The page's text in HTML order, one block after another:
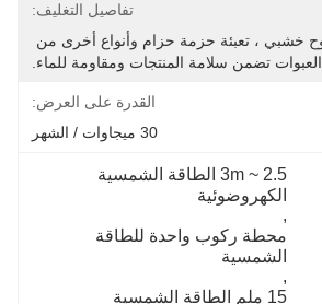
تفاصيل التغليف:
العبوات تضمن سلامة المنتجات ومقاومة للماء.
القدرة على العرض:
30 ميجاوات / الشهر
الكهروضوئية
,
الشمسية
,